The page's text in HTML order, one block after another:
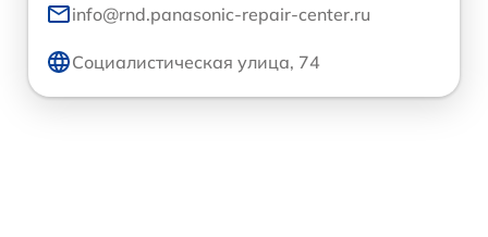
info@rnd.panasonic-repair-center.ru
Социалистическая улица, 74